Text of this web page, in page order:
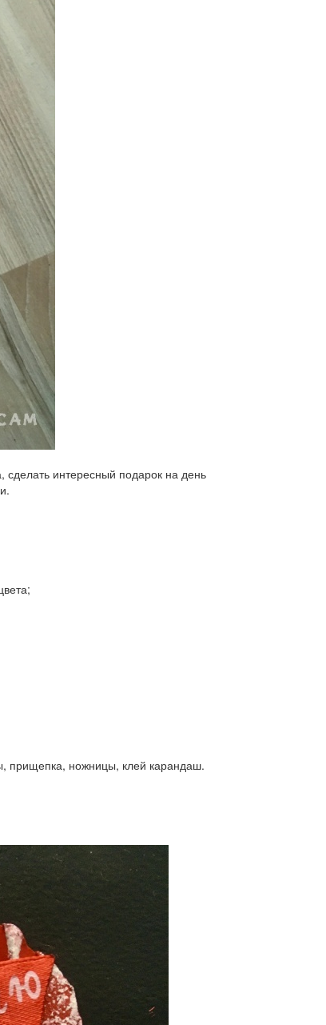
сделать интересный подарок на день
прищепка, ножницы, клей карандаш.